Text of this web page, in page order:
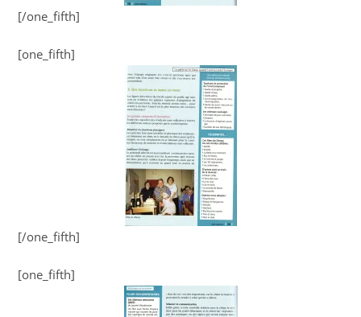
[/one_fifth]
[one_fifth]
[/one_fifth]
[one_fifth]